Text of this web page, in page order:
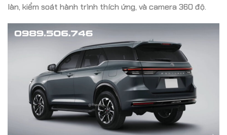
làn, kiểm soát hành trình thích ứng, và camera 360 độ.